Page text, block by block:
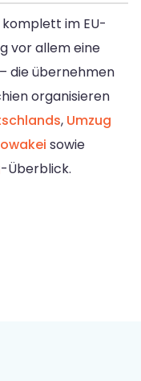
im EU-
vor allem eine
die übernehmen
organisieren
, Umzug
sowie
-Überblick.